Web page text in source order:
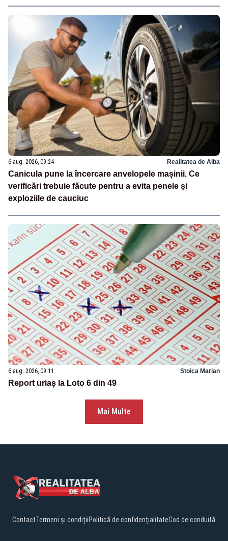
6 aug. 2026, 09:24 Realitatea de Alba
Canicula pune la încercare anvelopele mașinii. Ce
verificări trebuie făcute pentru a evita penele și
exploziile de cauciuc
6 aug. 2026, 09:11 Stoica Marian
Report uriaș la Loto 6 din 49
Mai Multe
ContactTermeni și condițiiPolitică de confidențialitateCod de conduită